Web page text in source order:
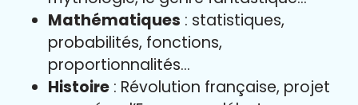
Mathématiques : statistiques,
probabilités, fonctions,
proportionnalités…
Histoire : Révolution française, projet